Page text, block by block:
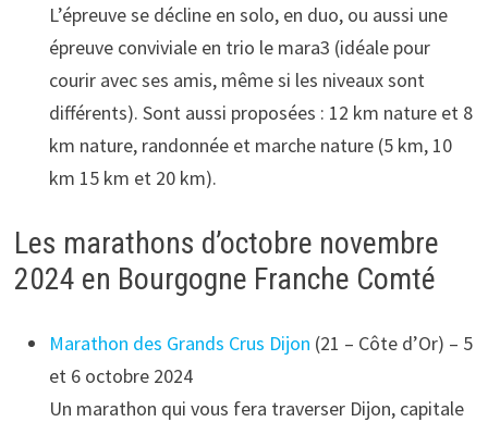
L’épreuve se décline en solo, en duo, ou aussi une
épreuve conviviale en trio le mara3 (idéale pour
courir avec ses amis, même si les niveaux sont
différents). Sont aussi proposées : 12 km nature et 8
km nature, randonnée et marche nature (5 km, 10
km 15 km et 20 km).
Les marathons d’octobre novembre
2024 en Bourgogne Franche Comté
Marathon des Grands Crus Dijon (21 – Côte d’Or) – 5
et 6 octobre 2024
Un marathon qui vous fera traverser Dijon, capitale